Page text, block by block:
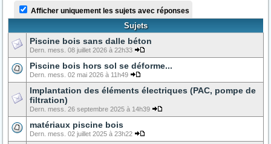
Afficher uniquement les sujets avec réponses
Sujets
Piscine bois sans dalle béton
Dern. mess. 08 juillet 2026 à 22h33
Piscine bois hors sol se déforme...
Dern. mess. 02 mai 2026 à 11h49
Implantation des éléments électriques (PAC, pompe de
filtration)
Dern. mess. 26 septembre 2025 à 14h39
matériaux piscine bois
Dern. mess. 02 juillet 2025 à 23h22